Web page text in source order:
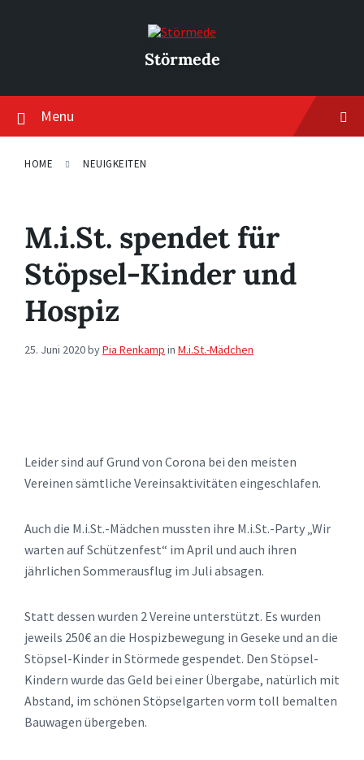
Störmede
Menu
HOME NEUIGKEITEN
M.i.St. spendet für
Stöpsel-Kinder und
Hospiz
25. Juni 2020byPia Renkamp in M.i.St.-Mädchen
Leider sind auf Grund von Corona bei den meisten
Vereinen sämtliche Vereinsaktivitäten eingeschlafen.
Auch die M.i.St.-Mädchen mussten ihre M.i.St.-Party „Wir
warten auf Schützenfest“ im April und auch ihren
jährlichen Sommerausflug im Juli absagen.
Statt dessen wurden 2 Vereine unterstützt. Es wurden
jeweils 250€ an die Hospizbewegung in Geseke und an die
Stöpsel-Kinder in Störmede gespendet. Den Stöpsel-
Kindern wurde das Geld bei einer Übergabe, natürlich mit
Abstand, im schönen Stöpselgarten vorm toll bemalten
Bauwagen übergeben.